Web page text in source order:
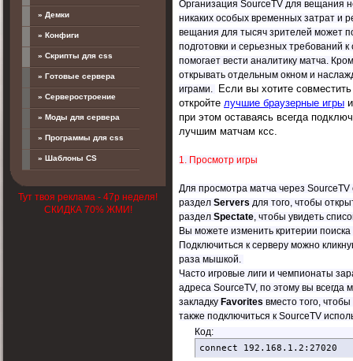
Организация SourceTV для вещания
никаких особых временных затрат и
вещания для тысяч зрителей может
подготовки и серьезных требований
помогает вести аналитику матча.
открывать отдельным окном и
играми.
Если вы хотите
откройте лучшие браузерные игры
при этом оставаясь всегда
лучшим матчам ксс.
1. Просмотр игры
Для просмотра матча через SourceTV
раздел Servers для того, чтобы
раздел Spectate , чтобы увидеть
Вы можете изменить критерии
Подключиться к серверу можно
раза мышкой.
Часто игровые лиги и чемпионаты
адреса SourceTV, по этому вы всегда
закладку Favorites вместо того,
также подключиться к SourceTV
Код:
connect 192.168.1.2:27020
» Демки
» Конфиги
» Скрипты для css
» Готовые сервера
» Серверостроение
» Моды для сервера
» Программы для css
» Шаблоны CS
Тут твоя реклама - 47р неделя!
СКИДКА 70% ЖМИ!